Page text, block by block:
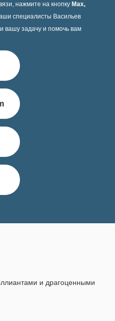
нажмите на кнопку Max,
специалисты Васильев
вашу задачу и помочь вам
и драгоценными